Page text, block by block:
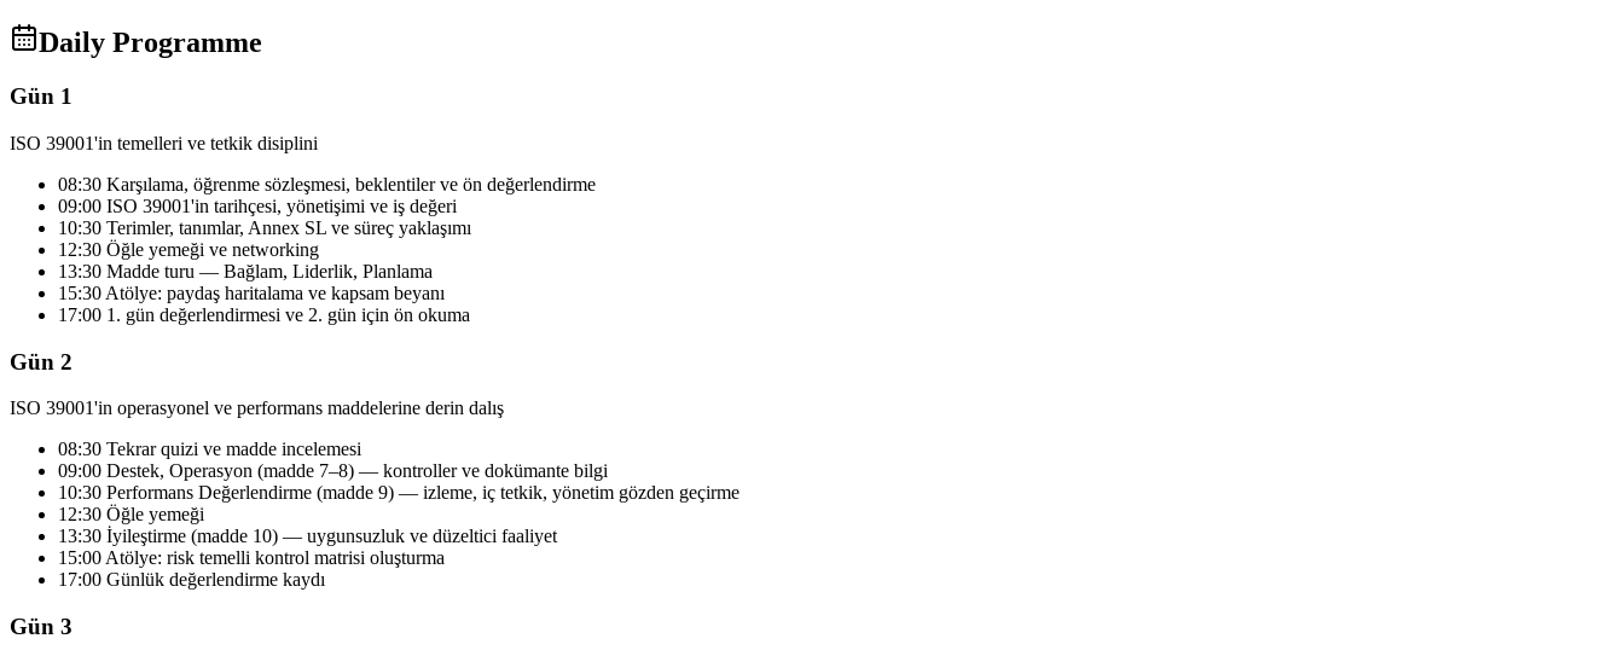
Daily Programme
Gün 1
ISO 39001'in temelleri ve tetkik disiplini
08:30 Karşılama, öğrenme sözleşmesi, beklentiler ve ön değerlendirme
09:00 ISO 39001'in tarihçesi, yönetişimi ve iş değeri
10:30 Terimler, tanımlar, Annex SL ve süreç yaklaşımı
12:30 Öğle yemeği ve networking
13:30 Madde turu — Bağlam, Liderlik, Planlama
15:30 Atölye: paydaş haritalama ve kapsam beyanı
17:00 1. gün değerlendirmesi ve 2. gün için ön okuma
Gün 2
ISO 39001'in operasyonel ve performans maddelerine derin dalış
08:30 Tekrar quizi ve madde incelemesi
09:00 Destek, Operasyon (madde 7–8) — kontroller ve dokümante bilgi
10:30 Performans Değerlendirme (madde 9) — izleme, iç tetkik, yönetim gözden geçirme
12:30 Öğle yemeği
13:30 İyileştirme (madde 10) — uygunsuzluk ve düzeltici faaliyet
15:00 Atölye: risk temelli kontrol matrisi oluşturma
17:00 Günlük değerlendirme kaydı
Gün 3